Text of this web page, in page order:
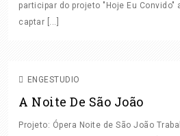
participar do projeto "Hoje Eu Convido"
captar [...]
ENGESTUDIO
A Noite De São João
Projeto: Ópera Noite de São João